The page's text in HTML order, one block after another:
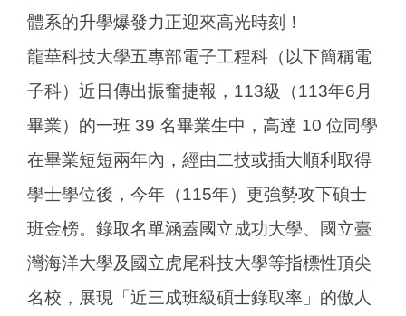
體系的升學爆發力正迎來高光時刻！
龍華科技大學五專部電子工程科（以下簡稱電
子科）近日傳出振奮捷報，113級（113年6月
畢業）的一班 39 名畢業生中，高達 10 位同學
在畢業短短兩年內，經由二技或插大順利取得
學士學位後，今年（115年）更強勢攻下碩士
班金榜。錄取名單涵蓋國立成功大學、國立臺
灣海洋大學及國立虎尾科技大學等指標性頂尖
名校，展現「近三成班級碩士錄取率」的傲人